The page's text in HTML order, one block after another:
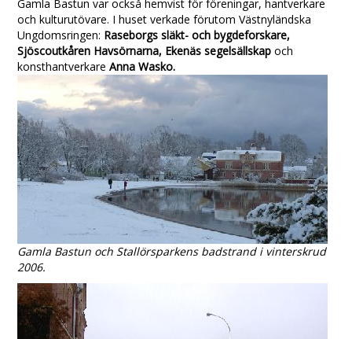
Gamla Bastun var också hemvist för föreningar, hantverkare
och kulturutövare. I huset verkade förutom Västnyländska
Ungdomsringen: Raseborgs släkt- och bygdeforskare,
Sjöscoutkåren Havsörnarna, Ekenäs segelsällskap och
konsthantverkareAnna Wasko.
Gamla Bastun och Stallörsparkens badstrand i vinterskrud
2006.